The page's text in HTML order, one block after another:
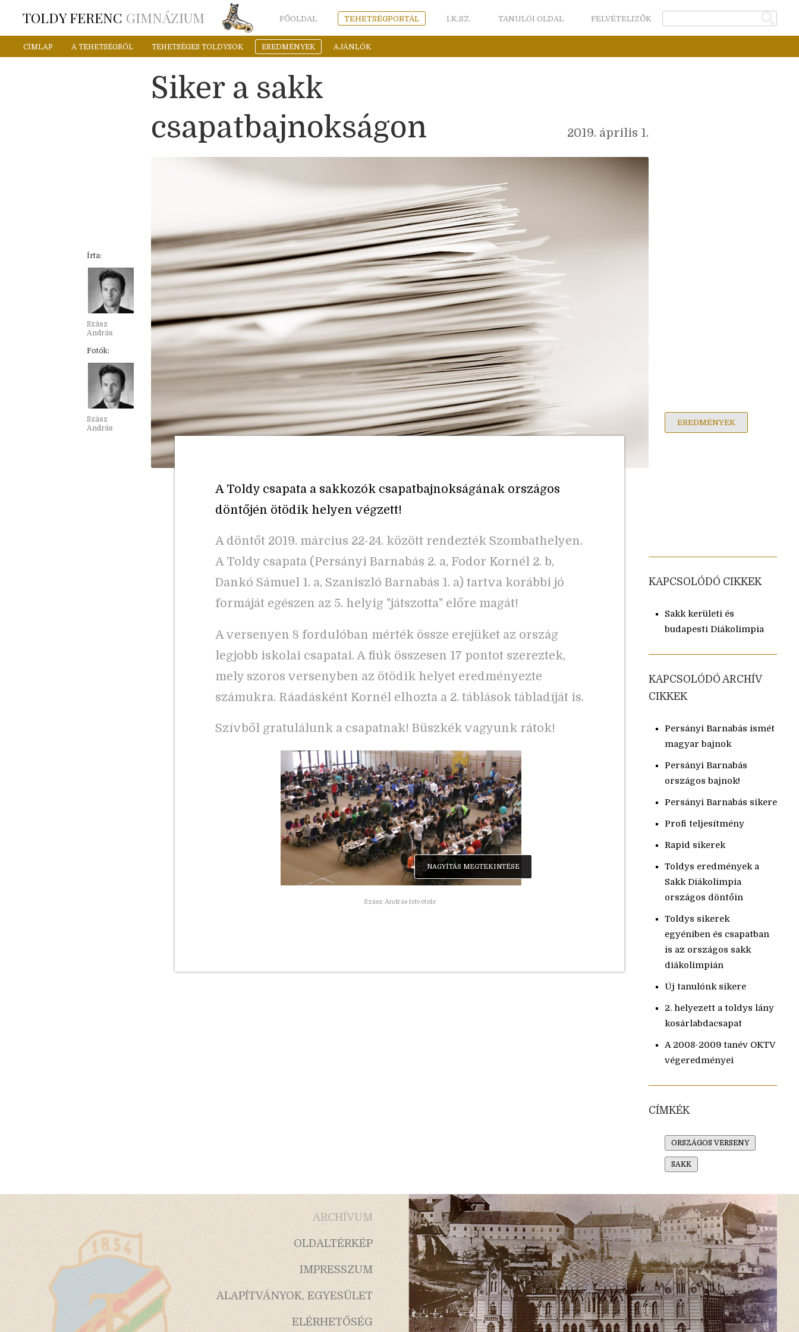
TOLDY FERENC GIMNÁZIUM FŐOLDAL TEHETSÉGPORTÁL I.K.SZ. TANULÓI OLDAL FELVÉTELIZŐK
CÍMLAP A TEHETSÉGRŐL TEHETSÉGES TOLDYSOK EREDMÉNYEK AJÁNLÓK
Siker a sakk
csapatbajnokságon
2019. április 1.
Írta:
Szász
András
Fotók:
Szász
András
EREDMÉNYEK
A Toldy csapata a sakkozók csapatbajnokságának országos
döntőjén ötödik helyen végzett!
A döntőt 2019. március 22-24. között rendezték Szombathelyen.
A Toldy csapata (Persányi Barnabás 2. a, Fodor Kornél 2. b,
Dankó Sámuel 1. a, Szaniszló Barnabás 1. a) tartva korábbi jó
formáját egészen az 5. helyig "játszotta" előre magát!
A versenyen 8 fordulóban mérték össze erejüket az ország
legjobb iskolai csapatai. A fiúk összesen 17 pontot szereztek,
mely szoros versenyben az ötödik helyet eredményezte
számukra. Ráadásként Kornél elhozta a 2. táblások tábladíját is.
Szívből gratulálunk a csapatnak! Büszkék vagyunk rátok!
Szász András felvétele
NAGYÍTÁS MEGTEKINTÉSE
KAPCSOLÓDÓ CIKKEK
Sakk kerületi és
budapesti Diákolimpia
KAPCSOLÓDÓ ARCHÍV
CIKKEK
Persányi Barnabás ismét
magyar bajnok
Persányi Barnabás
országos bajnok!
Persányi Barnabás sikere
Profi teljesítmény
Rapid sikerek
Toldys eredmények a
Sakk Diákolimpia
országos döntőin
Toldys sikerek
egyéniben és csapatban
is az országos sakk
diákolimpián
Új tanulónk sikere
2. helyezett a toldys lány
kosárlabdacsapat
A 2008-2009 tanév OKTV
végeredményei
CÍMKÉK
ORSZÁGOS VERSENY
SAKK
ARCHÍVUM
OLDALTÉRKÉP
IMPRESSZUM
ALAPÍTVÁNYOK, EGYESÜLET
ELÉRHETŐSÉG